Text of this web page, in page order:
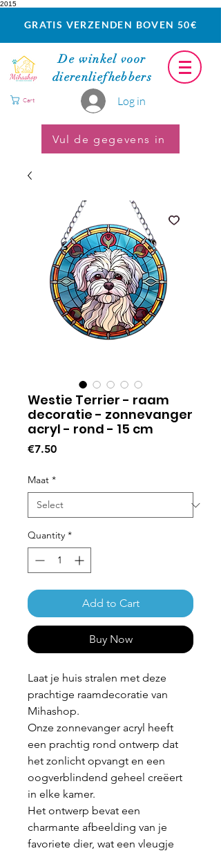
2015
GRATIS VERZENDEN BOVEN 50€
De winkel voor
dierenliefhebbers
Log in
Cart
Vul de gegevens in
Westie Terrier - raam
decoratie - zonnevanger
acryl - rond - 15 cm
€7.50Price
Maat *
Quantity *
Add to Cart
Buy Now
Laat je huis stralen met deze
prachtige raamdecoratie van
Mihashop.
Onze zonnevanger acryl heeft
een prachtig rond ontwerp dat
het zonlicht opvangt en een
oogverblindend geheel creëert
in elke kamer.
Het ontwerp bevat een
charmante afbeelding van je
favoriete dier, wat een vleugje